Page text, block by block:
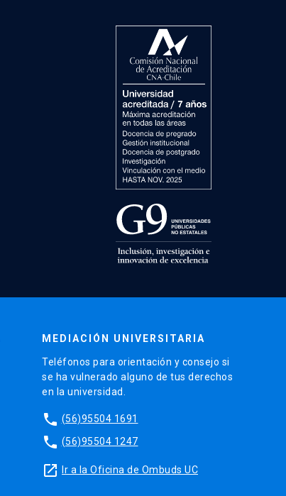
MEDIACIÓN UNIVERSITARIA
Teléfonos para orientación y consejo si
se ha vulnerado alguno de tus derechos
en la universidad.
phone (56)95504 1691
phone (56)95504 1247
launch Ir a la Oficina de Ombuds UC